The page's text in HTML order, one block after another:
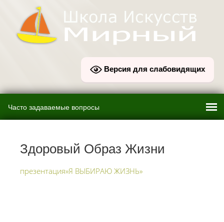
Версия для слабовидящих
Здоровый Образ Жизни
презентация»Я ВЫБИРАЮ ЖИЗНЬ»